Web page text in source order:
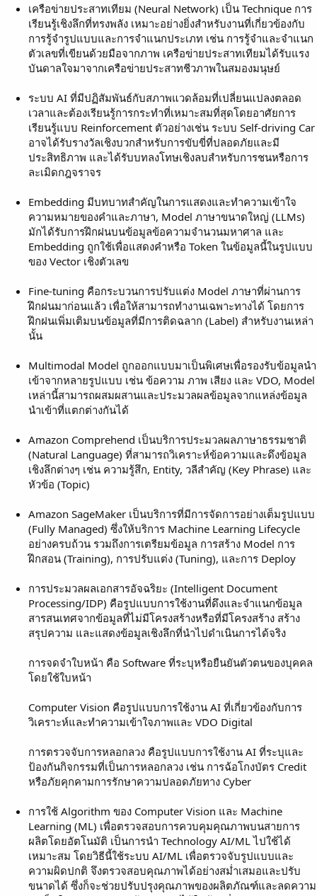
เครือข่ายประสาทเทียม (Neural Network) เป็น Technique การ
เรียนรู้เชิงลึกที่ทรงพลัง เหมาะอย่างยิ่งสำหรับงานที่เกี่ยวข้องกับ
การรู้จำรูปแบบและการจำแนกประเภท เช่น การรู้จำและจำแนก
ตัวเลขที่เขียนด้วยมือจากภาพ เครือข่ายประสาทเทียมได้รับแรง
บันดาลใจมาจากเครือข่ายประสาทชีวภาพในสมองมนุษย์
ระบบ AI ที่มีปฏิสัมพันธ์กับสภาพแวดล้อมที่เปลี่ยนแปลงตลอด
เวลาและต้องเรียนรู้การกระทำที่เหมาะสมที่สุดโดยอาศัยการ
เรียนรู้แบบ Reinforcement ตัวอย่างเช่น ระบบ Self-driving Car
อาจได้รับรางวัลเชิงบวกสำหรับการขับขี่ที่ปลอดภัยและมี
ประสิทธิภาพ และได้รับบทลงโทษเชิงลบสำหรับการชนหรือการ
ละเมิดกฎจราจร
Embedding มีบทบาทสำคัญในการแสดงและทำความเข้าใจ
ความหมายของคำและภาษา, Model ภาษาขนาดใหญ่ (LLMs)
มักได้รับการฝึกฝนบนข้อมูลข้อความจำนวนมหาศาล และ
Embedding ถูกใช้เพื่อแสดงคำหรือ Token ในข้อมูลนี้ในรูปแบบ
ของ Vector เชิงตัวเลข
Fine-tuning คือกระบวนการปรับแต่ง Model ภาษาที่ผ่านการ
ฝึกฝนมาก่อนแล้ว เพื่อให้สามารถทำงานเฉพาะทางได้ โดยการ
ฝึกฝนเพิ่มเติมบนข้อมูลที่มีการติดฉลาก (Label) สำหรับงานเหล่า
นั้น
Multimodal Model ถูกออกแบบมาเป็นพิเศษเพื่อรองรับข้อมูลนำ
เข้าจากหลายรูปแบบ เช่น ข้อความ ภาพ เสียง และ VDO, Model
เหล่านี้สามารถผสมผสานและประมวลผลข้อมูลจากแหล่งข้อมูล
นำเข้าที่แตกต่างกันได้
Amazon Comprehend เป็นบริการประมวลผลภาษาธรรมชาติ
(Natural Language) ที่สามารถวิเคราะห์ข้อความและดึงข้อมูล
เชิงลึกต่างๆ เช่น ความรู้สึก, Entity, วลีสำคัญ (Key Phrase) และ
หัวข้อ (Topic)
Amazon SageMaker เป็นบริการที่มีการจัดการอย่างเต็มรูปแบบ
(Fully Managed) ซึ่งให้บริการ Machine Learning Lifecycle
อย่างครบถ้วน รวมถึงการเตรียมข้อมูล การสร้าง Model การ
ฝึกสอน (Training), การปรับแต่ง (Tuning), และการ Deploy
การประมวลผลเอกสารอัจฉริยะ (Intelligent Document
Processing/IDP) คือรูปแบบการใช้งานที่ดึงและจำแนกข้อมูล
สารสนเทศจากข้อมูลที่ไม่มีโครงสร้างหรือที่มีโครงสร้าง สร้าง
สรุปความ และแสดงข้อมูลเชิงลึกที่นำไปดำเนินการได้จริง
การจดจำใบหน้า คือ Software ที่ระบุหรือยืนยันตัวตนของบุคคล
โดยใช้ใบหน้า
Computer Vision คือรูปแบบการใช้งาน AI ที่เกี่ยวข้องกับการ
วิเคราะห์และทำความเข้าใจภาพและ VDO Digital
การตรวจจับการหลอกลวง คือรูปแบบการใช้งาน AI ที่ระบุและ
ป้องกันกิจกรรมที่เป็นการหลอกลวง เช่น การฉ้อโกงบัตร Credit
หรือภัยคุกคามการรักษาความปลอดภัยทาง Cyber
การใช้ Algorithm ของ Computer Vision และ Machine
Learning (ML) เพื่อตรวจสอบการควบคุมคุณภาพบนสายการ
ผลิตโดยอัตโนมัติ เป็นการนำ Technology AI/ML ไปใช้ได้
เหมาะสม โดยวิธีนี้ใช้ระบบ AI/ML เพื่อตรวจจับรูปแบบและ
ความผิดปกติ จึงตรวจสอบคุณภาพได้อย่างสม่ำเสมอและปรับ
ขนาดได้ ซึ่งก็จะช่วยปรับปรุงคุณภาพของผลิตภัณฑ์และลดความ